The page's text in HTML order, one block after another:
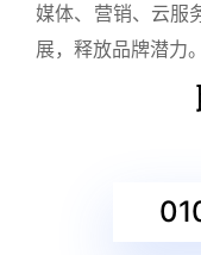
媒体、营销、云服
展，释放品牌潜力。